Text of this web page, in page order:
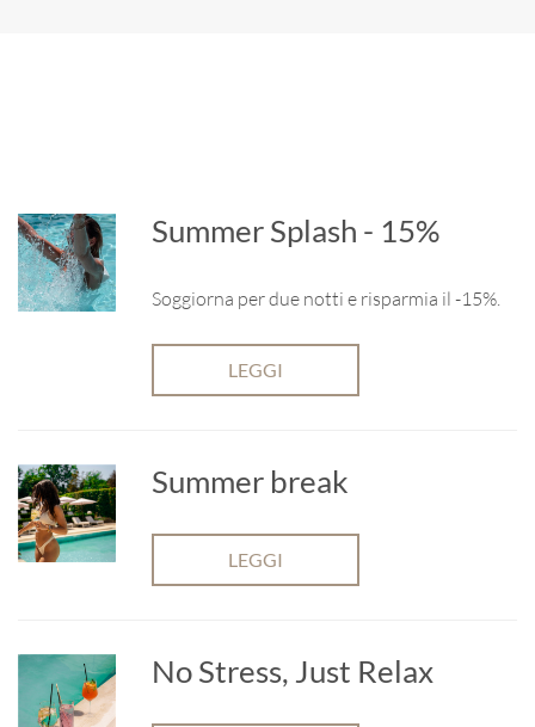
Summer Splash - 15%
Soggiorna per due notti e risparmia il -15%.
LEGGI
Summer break
LEGGI
No Stress, Just Relax